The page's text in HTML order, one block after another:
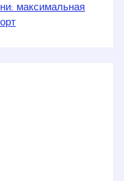
максимальная